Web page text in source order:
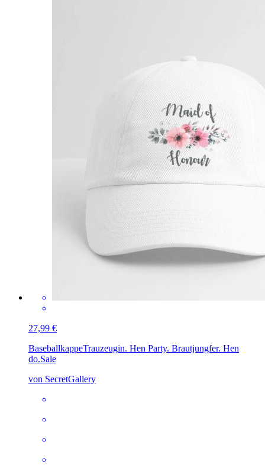
27,99 €
BaseballkappeTrauzeugin. Hen Party. Brautjungfer. Hen
do.Sale
von SecretGallery